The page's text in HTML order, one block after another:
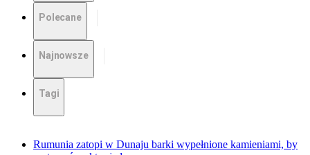
Polecane
Najnowsze
Tagi
Rumunia zatopi w Dunaju barki wypełnione kamieniami, by